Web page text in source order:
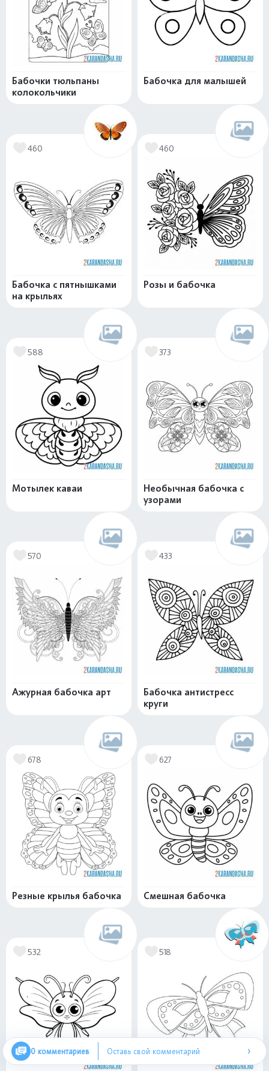
Бабочки тюльпаны
колокольчики
Бабочка для малышей
460
Бабочка с пятнышками
на крыльях
460
Розы и бабочка
588
Мотылек каваи
373
Необычная бабочка с
узорами
570
Ажурная бабочка арт
433
Бабочка антистресс
круги
678
Резные крылья бабочка
627
Смешная бабочка
532 518
0 комментариев Оставь свой комментарий ›